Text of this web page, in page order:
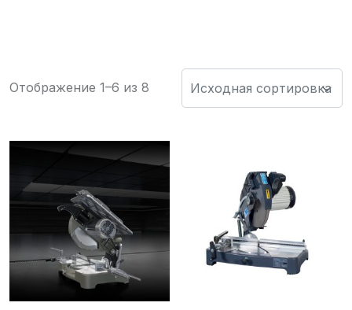
Отображение 1–6 из 8